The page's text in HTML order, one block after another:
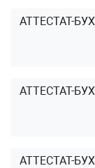
АТТЕСТАТ-
АТТЕСТАТ-
АТТЕСТАТ-